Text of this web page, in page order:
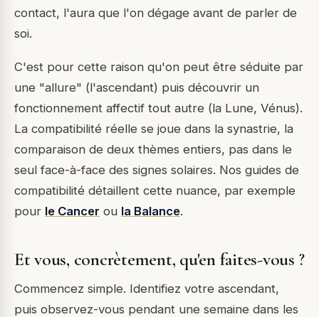
contact, l'aura que l'on dégage avant de parler de
soi.
C'est pour cette raison qu'on peut être séduite par
une "allure" (l'ascendant) puis découvrir un
fonctionnement affectif tout autre (la Lune, Vénus).
La compatibilité réelle se joue dans la synastrie, la
comparaison de deux thèmes entiers, pas dans le
seul face-à-face des signes solaires. Nos guides de
compatibilité détaillent cette nuance, par exemple
pour le Cancer ou la Balance.
Et vous, concrètement, qu'en faites-vous ?
Commencez simple. Identifiez votre ascendant,
puis observez-vous pendant une semaine dans les